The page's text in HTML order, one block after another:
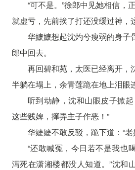
“可不是。”徐郎中见她相信，
就虚亏，先前挨了打还没缓过神，
华嬷嬷想起沈灼兮瘦弱的身子
郎中回去。
再回碧和苑，太医已经离开，
半躺在塌上，余青莲跪在地上泪眼
听到动静，沈和山眼皮子掀
这些贱婢，撺弄主子作恶！”
华嬷嬷不敢反驳，跪下道：“老
“还敢喊冤，今日若不是我也
泻死在潇湘楼都没人知道。”沈和